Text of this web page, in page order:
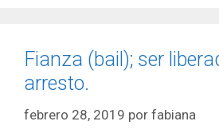
Fianza (bail); ser
arresto.
febrero 28, 2019 por fabiana